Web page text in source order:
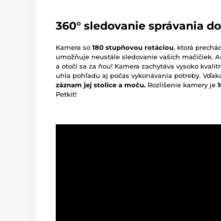
360° sledovanie správania
Kamera so 180 stupňovou rotáciou, ktorá
umožňuje neustále sledovanie vašich mačičiek.
a otočí sa za ňou! Kamera zachytáva vysoko
uhla pohľadu aj počas vykonávania potreby.
záznam jej stolice a moču. Rozlíšenie kamery je
Petkit!